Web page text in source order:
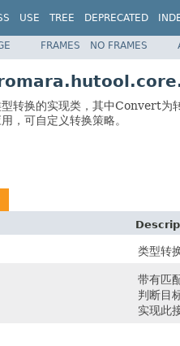
USE TREE DEPRECATED
FRAMES NO FRAMES
型转换的实现类，其中Convert
，可自定义转换策略。
类型转
带有匹
判断目
实现此